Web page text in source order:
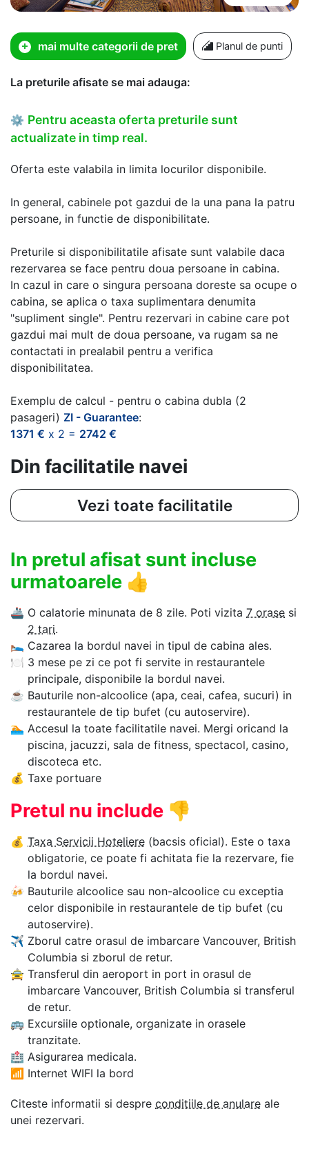
mai multe categorii de pret Planul de punti
La preturile afisate se mai adauga:
⚙ Pentru aceasta oferta preturile sunt
actualizate in timp real.
Oferta este valabila in limita locurilor disponibile.
In general, cabinele pot gazdui de la una pana la patru
persoane, in functie de disponibilitate.
Preturile si disponibilitatile afisate sunt valabile daca
rezervarea se face pentru doua persoane in cabina.
In cazul in care o singura persoana doreste sa ocupe o
cabina, se aplica o taxa suplimentara denumita
"supliment single". Pentru rezervari in cabine care pot
gazdui mai mult de doua persoane, va rugam sa ne
contactati in prealabil pentru a verifica
disponibilitatea.
Exemplu de calcul - pentru o cabina dubla (2
pasageri) ZI - Guarantee:
1371 € x 2 = 2742 €
Din facilitatile navei
Vezi toate facilitatile
In pretul afisat sunt incluse
urmatoarele 👍
🚢 O calatorie minunata de 8 zile. Poti vizita 7 orase si
2 tari.
🛌 Cazarea la bordul navei in tipul de cabina ales.
🍽 3 mese pe zi ce pot fi servite in restaurantele
principale, disponibile la bordul navei.
☕ Bauturile non-alcoolice (apa, ceai, cafea, sucuri) in
restaurantele de tip bufet (cu autoservire).
🏊‍ Accesul la toate facilitatile navei. Mergi oricand la
piscina, jacuzzi, sala de fitness, spectacol, casino,
discoteca etc.
💰 Taxe portuare
Pretul nu include 👎
💰 Taxa Servicii Hoteliere (bacsis oficial). Este o taxa
obligatorie, ce poate fi achitata fie la rezervare, fie
la bordul navei.
🍻 Bauturile alcoolice sau non-alcoolice cu exceptia
celor disponibile in restaurantele de tip bufet (cu
autoservire).
✈ Zborul catre orasul de imbarcare Vancouver, British
Columbia si zborul de retur.
🚖 Transferul din aeroport in port in orasul de
imbarcare Vancouver, British Columbia si transferul
de retur.
🚌 Excursiile optionale, organizate in orasele
tranzitate.
🏥 Asigurarea medicala.
📶 Internet WIFI la bord
Citeste informatii si despre conditiile de anulare ale
unei rezervari.